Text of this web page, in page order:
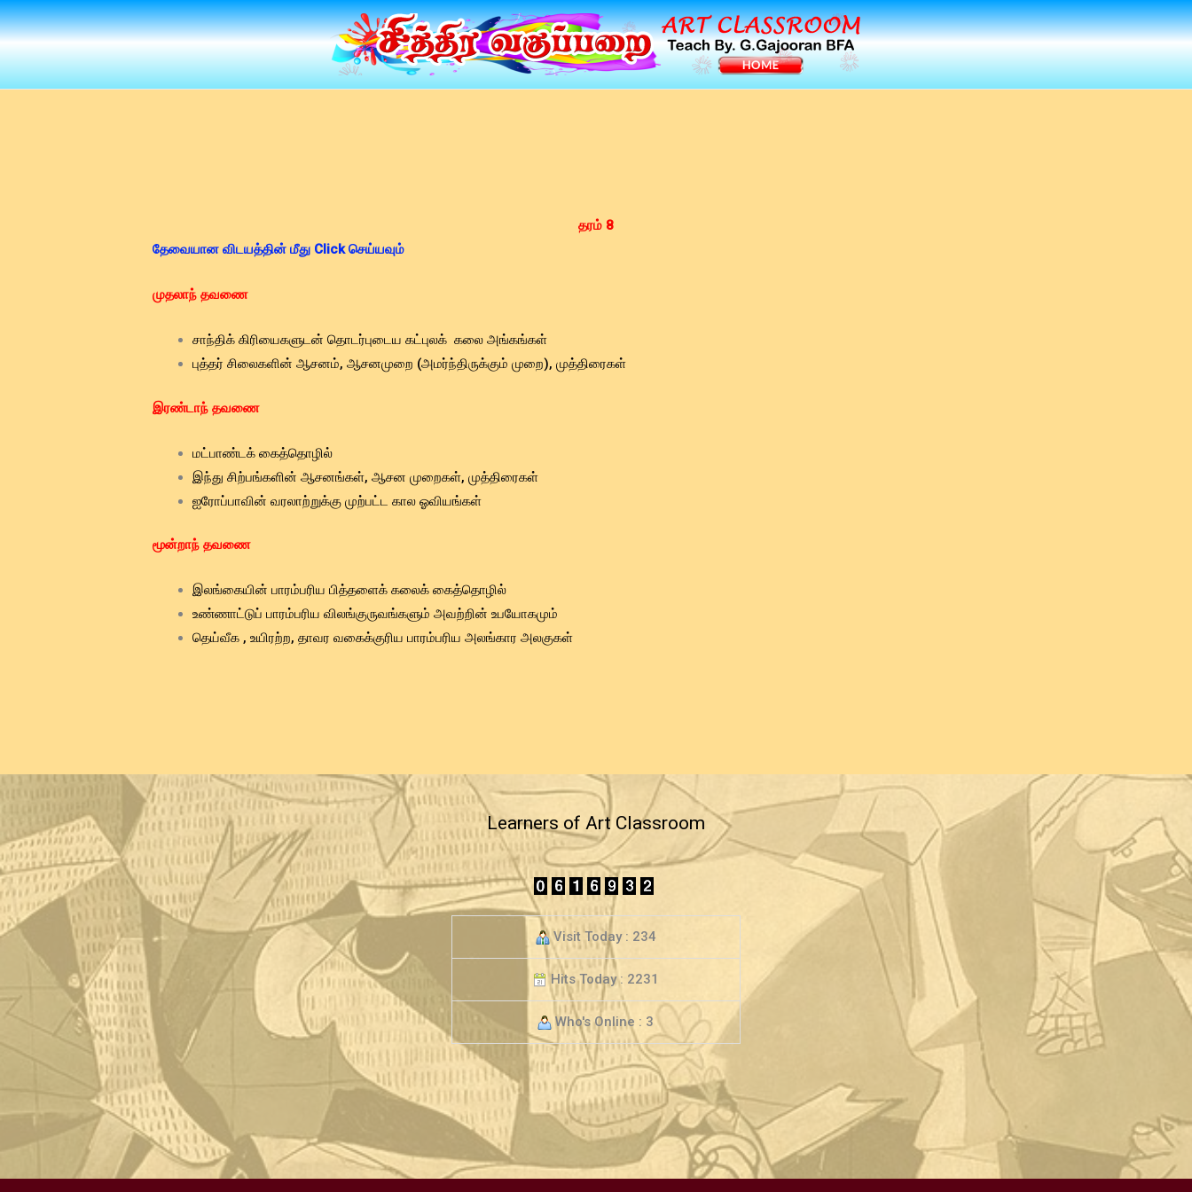
Skip
to
content
தரம் 8
தேவையான விடயத்தின் மீது Click செய்யவும்
முதலாந் தவணை
சாந்திக் கிரியைகளுடன் தொடர்புடைய கட்புலக் கலை அங்கங்கள்
புத்தர் சிலைகளின் ஆசனம், ஆசனமுறை (அமர்ந்திருக்கும் முறை), முத்திரைகள்
இரண்டாந் தவணை
மட்பாண்டக் கைத்தொழில்
இந்து சிற்பங்களின் ஆசனங்கள், ஆசன முறைகள், முத்திரைகள்
ஐரோப்பாவின் வரலாற்றுக்கு முற்பட்ட கால ஓவியங்கள்
மூன்றாந் தவணை
இலங்கையின் பாரம்பரிய பித்தளைக் கலைக் கைத்தொழில்
உண்ணாட்டுப் பாரம்பரிய விலங்குருவங்களும் அவற்றின் உபயோகமும்
தெய்வீக , உயிரற்ற, தாவர வகைக்குரிய பாரம்பரிய அலங்கார அலகுகள்
Learners of Art Classroom
Visit Today : 234
Hits Today : 2231
Who's Online : 3